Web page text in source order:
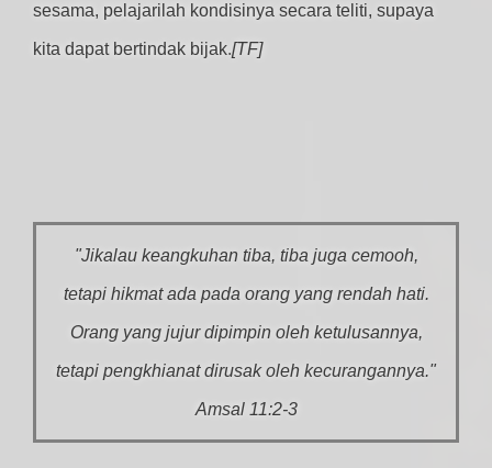
sesama, pelajarilah kondisinya secara teliti, supaya
kita dapat bertindak bijak.[TF]
"Jikalau keangkuhan tiba, tiba juga cemooh,
tetapi hikmat ada pada orang yang rendah hati.
Orang yang jujur dipimpin oleh ketulusannya,
tetapi pengkhianat dirusak oleh kecurangannya."
Amsal 11:2-3